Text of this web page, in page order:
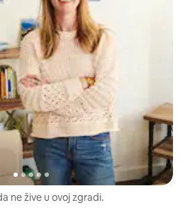
ne žive u ovoj zgradi.